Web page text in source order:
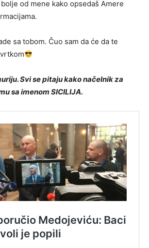
od mene kako opsedaš Amere
sa tobom. Čuo sam da će da te
Svi se pitaju kako načelnik za
sa imenom SICILIJA.